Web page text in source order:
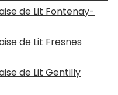
de Lit Fontenay-
de Lit Fresnes
de Lit Gentilly